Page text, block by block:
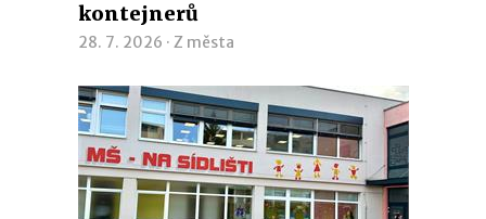
kontejnerů
28. 7. 2026 · Z města